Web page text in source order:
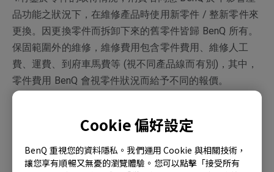
Cookie 偏好設定
BenQ 重視您的資料隱私。我們運用 Cookie 與相關技術，
讓您享有順暢又無憂的瀏覽體驗。您可以點擊「接受所有
品功能之狀況下，在維修產品時使用新零件 / 整新零件來
更換。因更換零件而拆卸下來的舊零件皆歸 BenQ 所有。
保固範圍外的維修，維修費用包含零件費用、維修人工
費、運費、到府車馬費等 (視不同產品線而有別)，其中，
零件費用 BenQ 會視零件狀況而給予不同的報價。
取檢測費 300 元。
改之權利，恕不另行通知。